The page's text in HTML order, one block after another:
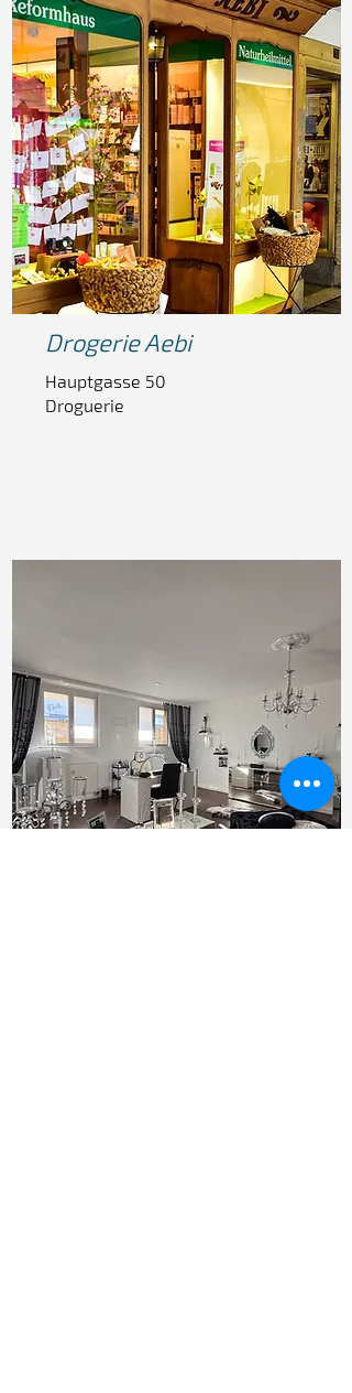
DrogerieAebi
Hauptgasse 50
Droguerie